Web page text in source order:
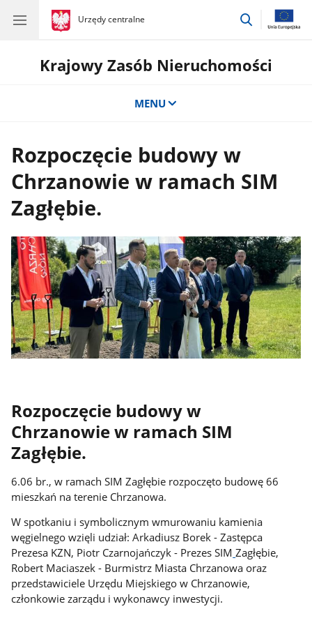
gov.pl
Urzędy centralne
gov.pl
Urzędy
przejdź
Krajowy Zasób Nieruchomości
MENU
Rozpoczęcie budowy w
Chrzanowie w ramach SIM
Zagłębie.
Rozpoczęcie budowy w
Chrzanowie w ramach SIM
Zagłębie.
6.06 br., w ramach SIM Zagłębie rozpoczęto budowę 66
mieszkań na terenie Chrzanowa.
W spotkaniu i symbolicznym wmurowaniu kamienia
węgielnego wzięli udział: Arkadiusz Borek - Zastępca
Prezesa KZN, Piotr Czarnojańczyk - Prezes SIM Zagłębie,
Robert Maciaszek - Burmistrz Miasta Chrzanowa oraz
przedstawiciele Urzędu Miejskiego w Chrzanowie,
członkowie zarządu i wykonawcy inwestycji.